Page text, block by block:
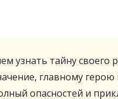
узнать тайну своего
главному
опасностей и